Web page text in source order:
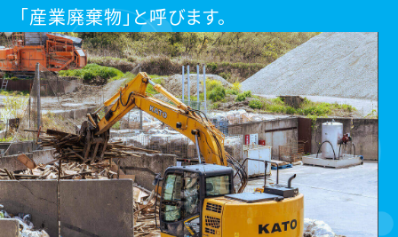
「産業廃棄物」と呼びます。